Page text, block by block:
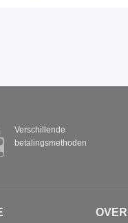
Verschillende
betalingsmethoden